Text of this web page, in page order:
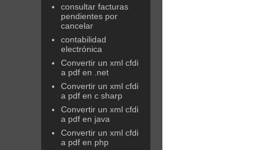
consultar facturas
pendientes por
cancelar
contabilidad
electrónica
Convertir un xml cfdi
a pdf en .net
Convertir un xml cfdi
a pdf en c sharp
Convertir un xml cfdi
a pdf en java
Convertir un xml cfdi
a pdf en php